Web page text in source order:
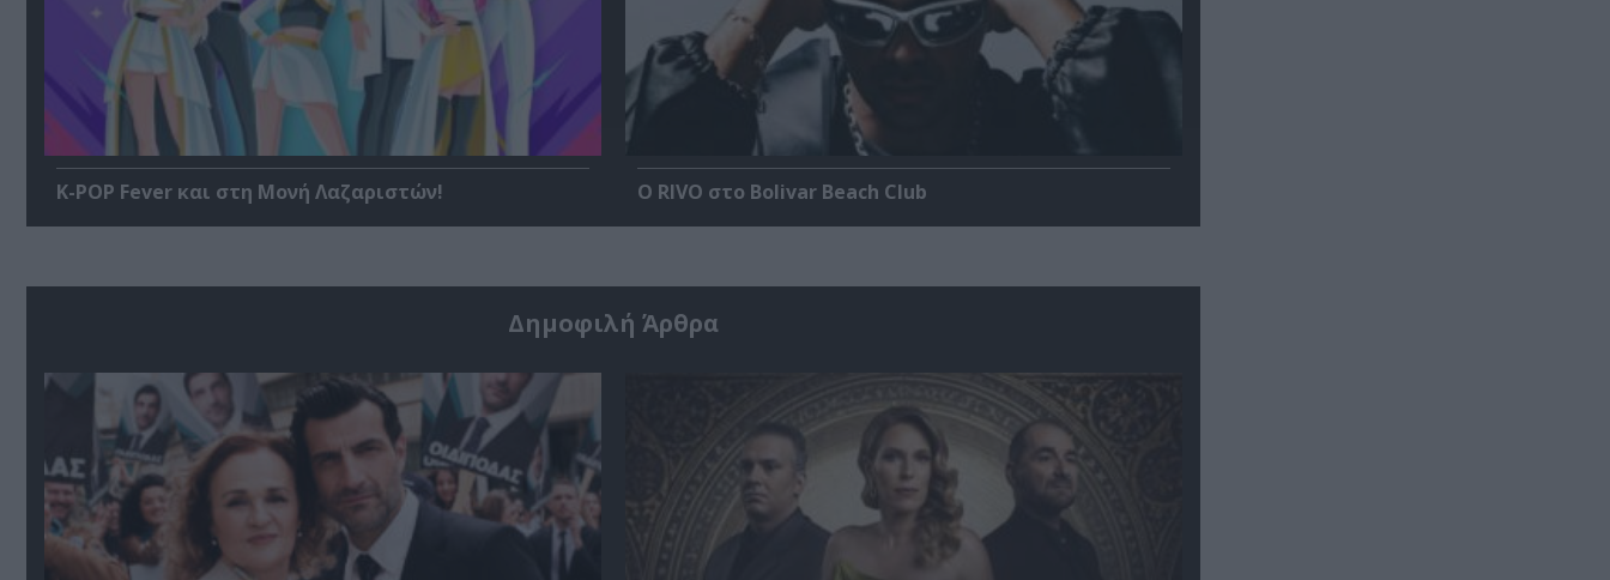
K-POP Fever και στη Μονή Λαζαριστών! Ο RIVO στο Bolivar Beach Club
Δημοφιλή Άρθρα